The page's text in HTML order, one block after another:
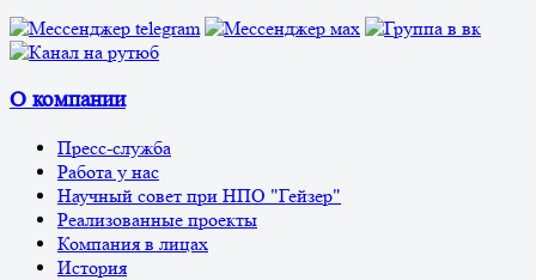
О компании
Пресс-служба
Работа у нас
Научный совет при НПО "Гейзер"
Реализованные проекты
Компания в лицах
История